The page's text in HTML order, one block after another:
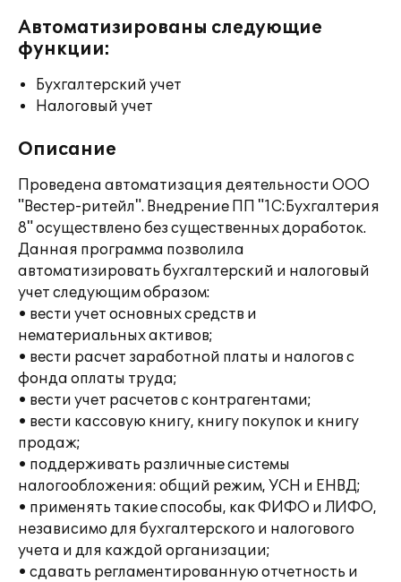
Автоматизированы следующие
функции:
Бухгалтерский учет
Налоговый учет
Описание
Проведена автоматизация деятельности ООО
"Вестер-ритейл". Внедрение ПП "1С:Бухгалтерия
8" осуществлено без существенных доработок.
Данная программа позволила
автоматизировать бухгалтерский и налоговый
учет следующим образом:
• вести учет основных средств и
нематериальных активов;
• вести расчет заработной платы и налогов с
фонда оплаты труда;
• вести учет расчетов с контрагентами;
• вести кассовую книгу, книгу покупок и книгу
продаж;
• поддерживать различные системы
налогообложения: общий режим, УСН и ЕНВД;
• применять такие способы, как ФИФО и ЛИФО,
независимо для бухгалтерского и налогового
учета и для каждой организации;
• сдавать регламентированную отчетность и